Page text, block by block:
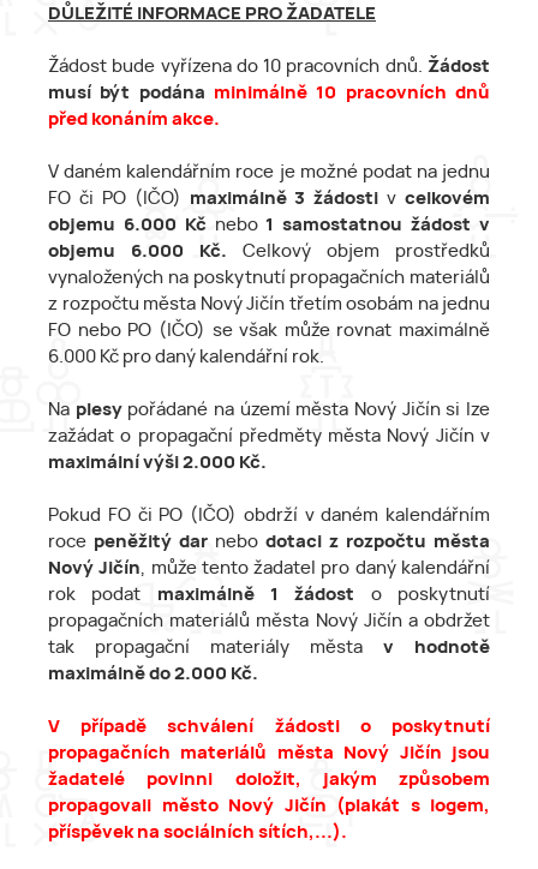
DŮLEŽITÉ INFORMACE PRO ŽADATELE
Žádost bude vyřízena do 10 pracovních dnů. Žádost
musí být podána minimálně 10 pracovních dnů
před konáním akce.
V daném kalendářním roce je možné podat na jednu
FO či PO (IČO) maximálně 3 žádosti v celkovém
objemu 6.000 Kčnebo 1 samostatnou žádost v
objemu 6.000 Kč. Celkový objem prostředků
vynaložených na poskytnutí propagačních materiálů
z rozpočtu města Nový Jičín třetím osobám na jednu
FO nebo PO (IČO) se však může rovnat maximálně
6.000 Kč pro daný kalendářní rok.
Na plesypořádané na území města Nový Jičín si lze
zažádat o propagační předměty města Nový Jičín v
maximální výši 2.000 Kč.
Pokud FO či PO (IČO) obdrží v daném kalendářním
roce peněžitý dar nebo dotaci z rozpočtu města
Nový Jičín, může tento žadatel pro daný kalendářní
rok podat maximálně 1 žádost o poskytnutí
propagačních materiálů města Nový Jičín a obdržet
tak propagační materiály města v hodnotě
maximálně do 2.000 Kč.
V případě schválení žádosti o poskytnutí
propagačních materiálů města Nový Jičín jsou
žadatelé povinni doložit, jakým způsobem
propagovali město Nový Jičín (plakát s logem,
příspěvek na sociálních sítích,...).